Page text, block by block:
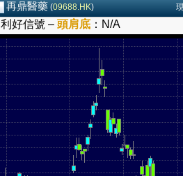
再鼎醫藥 (09688.HK)
利好信號 – 頭肩底 ： N/A